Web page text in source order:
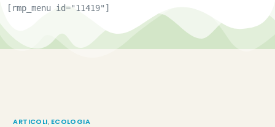
[rmp_menu id="11419"]
ARTICOLI, ECOLOGIA